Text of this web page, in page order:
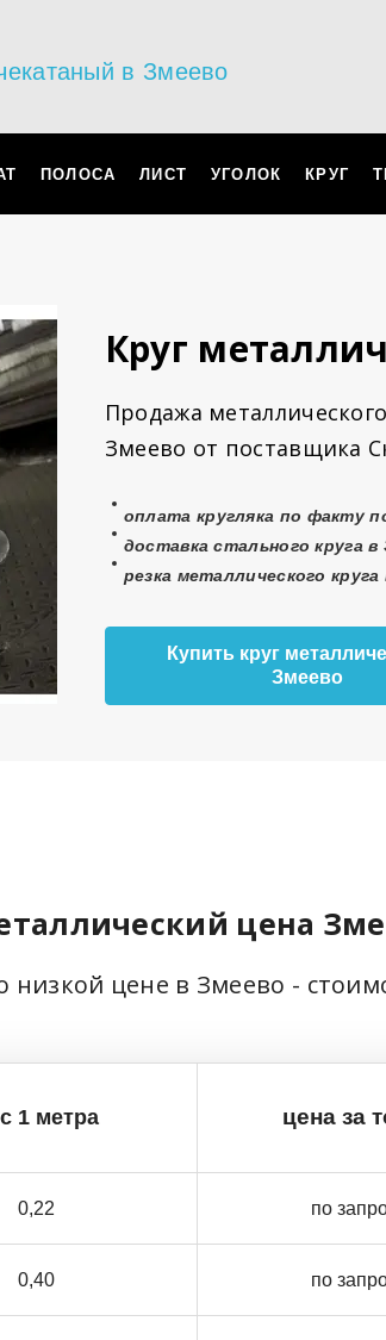
в Змеево
ПОЛОСА ЛИСТ УГОЛОК КРУГ
Круг
Продажа
Змеево от поставщика
оплата кругляка по факту
доставка стального круга
резка металлического круга
Купить круг
Змеево
цена
низкой цене в Змеево -
1 метра цена за
0,22 по
0,40 по